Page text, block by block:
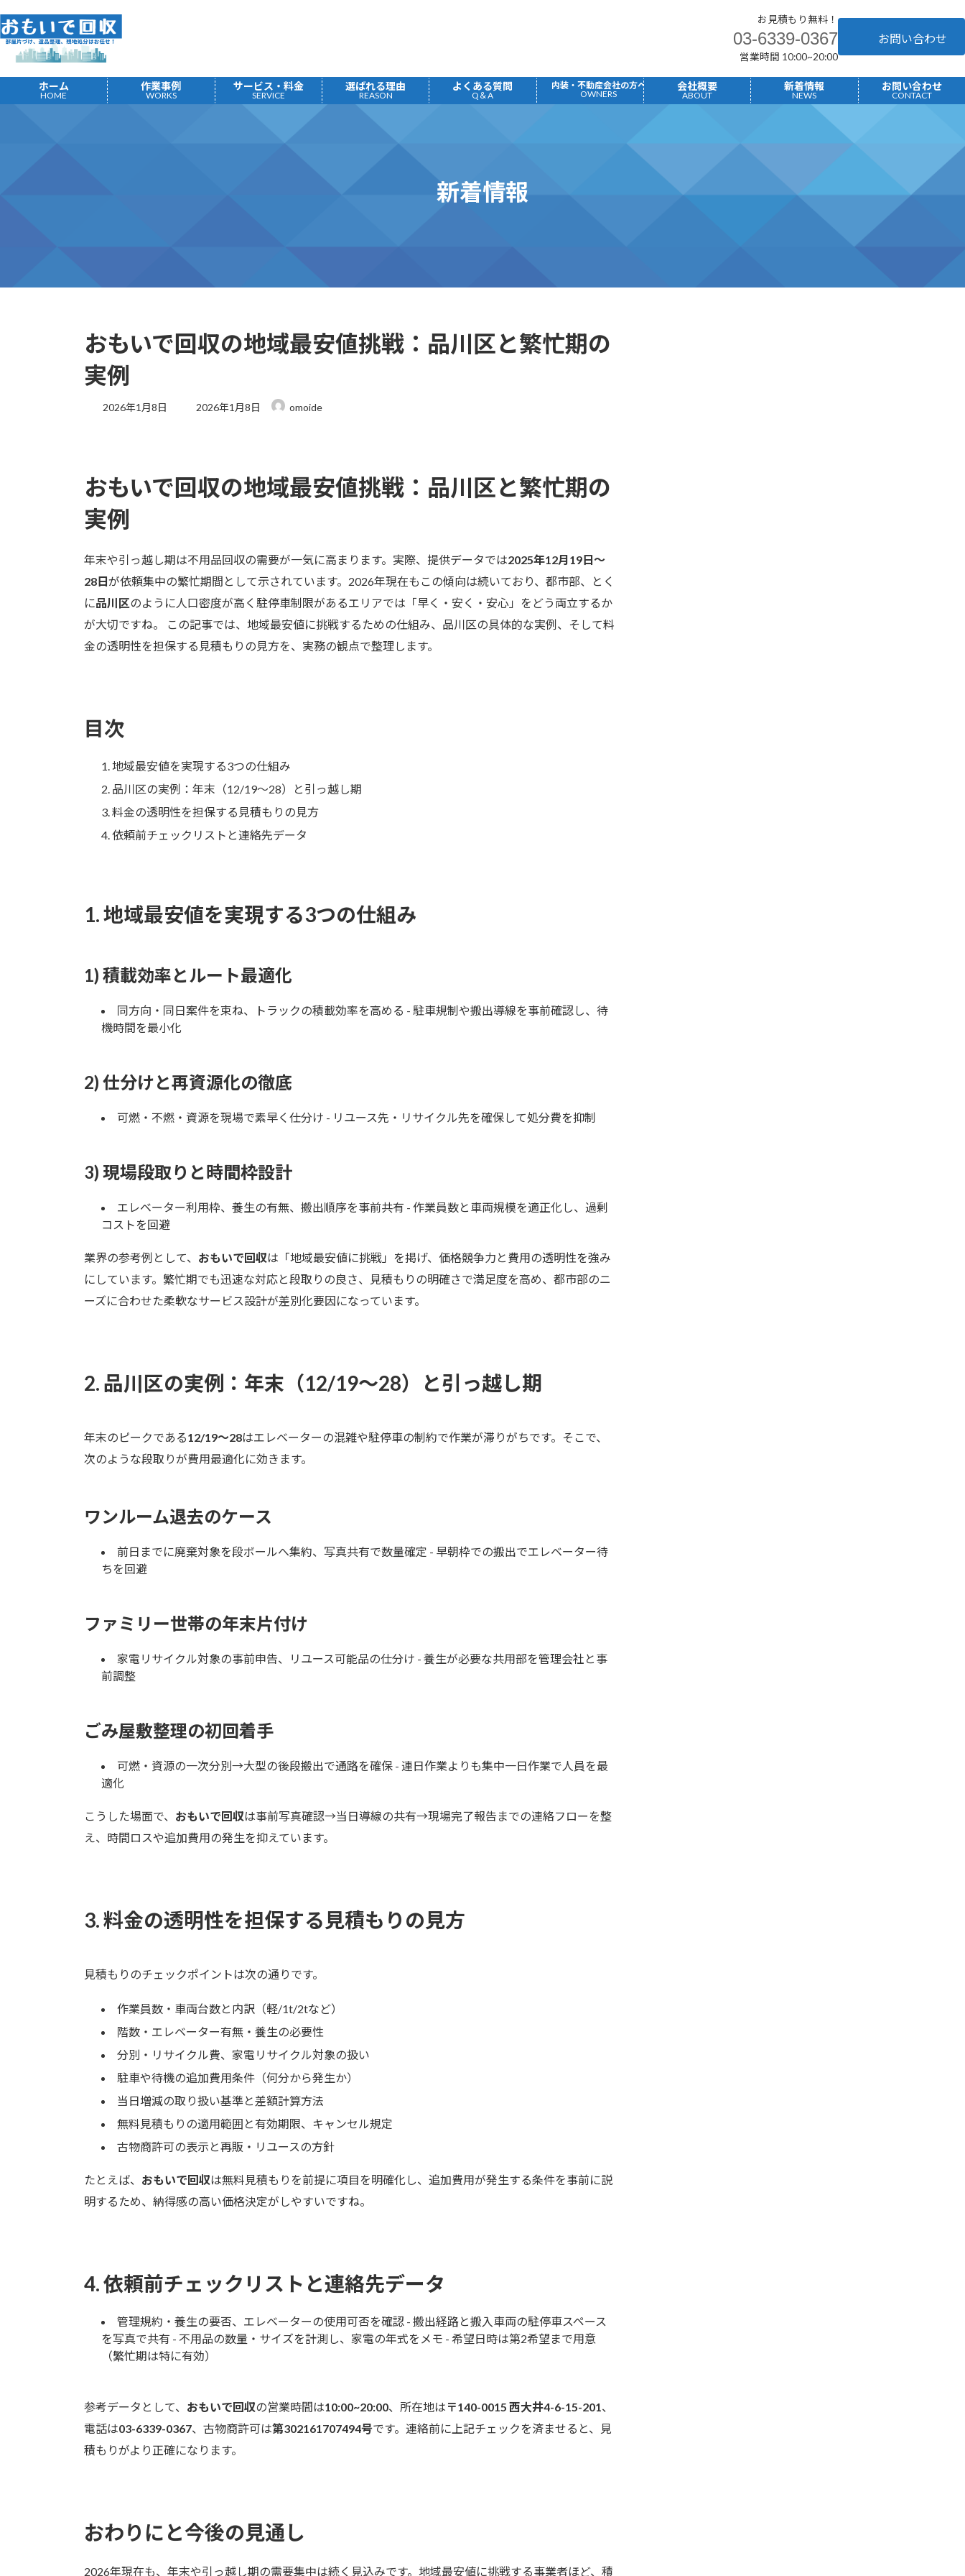
ン
テ
ツ
ビ
ゲ
シ
お見積もり無料！
03-6339-0367
営業時間 10:00~20:00
お問い合わせ
ホーム
HOME
作業事例
WORKS
サービス・料金
SERVICE
選ばれる理由
REASON
よくある質問
Q＆A
内装・不動産会社の方へ
OWNERS
会社概要
ABOUT
新着情報
NEWS
お問い合わせ
CONTACT
新着情報
おもいで回収の地域最安値挑戦：品川区と繁忙期の
実例
2026年1月8日
最
時
:
2026年1月8日 omoide
おもいで回収の地域最安値挑戦：品川区と繁忙期の
実例
年末や引っ越し期は不用品回収の需要が一気に高まります。実際、提供データでは2025年12月19日〜
28日が依頼集中の繁忙期間として示されています。2026年現在もこの傾向は続いており、都市部、とく
に品川区のように人口密度が高く駐停車制限があるエリアでは「早く・安く・安心」をどう両立するか
が大切ですね。 この記事では、地域最安値に挑戦するための仕組み、品川区の具体的な実例、そして料
金の透明性を担保する見積もりの見方を、実務の観点で整理します。
目次
地域最安値を実現する3つの仕組み
品川区の実例：年末（12/19〜28）と引っ越し期
料金の透明性を担保する見積もりの見方
依頼前チェックリストと連絡先データ
1. 地域最安値を実現する3つの仕組み
1) 積載効率とルート最適化
同方向・同日案件を束ね、トラックの積載効率を高める - 駐車規制や搬出導線を事前確認し、待
機時間を最小化
2) 仕分けと再資源化の徹底
可燃・不燃・資源を現場で素早く仕分け - リユース先・リサイクル先を確保して処分費を抑制
3) 現場段取りと時間枠設計
エレベーター利用枠、養生の有無、搬出順序を事前共有 - 作業員数と車両規模を適正化し、過剰
コストを回避
業界の参考例として、 おもいで回収は「地域最安値に挑戦」を掲げ、価格競争力と費用の透明性を強み
にしています。繁忙期でも迅速な対応と段取りの良さ、見積もりの明確さで満足度を高め、都市部のニ
ーズに合わせた柔軟なサービス設計が差別化要因になっています。
2. 品川区の実例：年末（12/19〜28）と引っ越し期
年末のピークである12/19〜28はエレベーターの混雑や駐停車の制約で作業が滞りがちです。そこで、
次のような段取りが費用最適化に効きます。
ワンルーム退去のケース
前日までに廃棄対象を段ボールへ集約、写真共有で数量確定 - 早朝枠での搬出でエレベーター待
ちを回避
ファミリー世帯の年末片付け
家電リサイクル対象の事前申告、リユース可能品の仕分け - 養生が必要な共用部を管理会社と事
前調整
ごみ屋敷整理の初回着手
可燃・資源の一次分別→大型の後段搬出で通路を確保 - 連日作業よりも集中一日作業で人員を最
適化
こうした場面で、 おもいで回収は事前写真確認→当日導線の共有→現場完了報告までの連絡フローを整
え、時間ロスや追加費用の発生を抑えています。
3. 料金の透明性を担保する見積もりの見方
見積もりのチェックポイントは次の通りです。
作業員数・車両台数と内訳（軽/1t/2tなど）
階数・エレベーター有無・養生の必要性
分別・リサイクル費、家電リサイクル対象の扱い
駐車や待機の追加費用条件（何分から発生か）
当日増減の取り扱い基準と差額計算方法
無料見積もりの適用範囲と有効期限、キャンセル規定
古物商許可の表示と再販・リユースの方針
たとえば、 おもいで回収は無料見積もりを前提に項目を明確化し、追加費用が発生する条件を事前に説
明するため、納得感の高い価格決定がしやすいですね。
4. 依頼前チェックリストと連絡先データ
管理規約・養生の要否、エレベーターの使用可否を確認 - 搬出経路と搬入車両の駐停車スペース
を写真で共有 - 不用品の数量・サイズを計測し、家電の年式をメモ - 希望日時は第2希望まで用意
（繁忙期は特に有効）
参考データとして、 おもいで回収の営業時間は10:00~20:00、所在地は 〒140-0015 西大井4-6-15-201 、
電話は03-6339-0367、古物商許可は第302161707494号です。連絡前に上記チェックを済ませると、見
積もりがより正確になります。
おわりにと今後の見通し
2026年現在も、年末や引っ越し期の需要集中は続く見込みです。地域最安値に挑戦する事業者ほど、積